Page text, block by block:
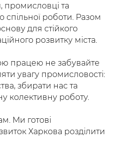
промисловці та
спільної роботи. Разом
для стійкого
розвитку міста.
працею не забувайте
увагу промисловості:
збирати нас та
колективну роботу.
Ми готові
Харкова розділити